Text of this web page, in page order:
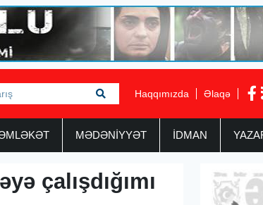
Haqqımızda Əlaqə
MƏDƏNİYYƏT İDMAN
çalışdığımı